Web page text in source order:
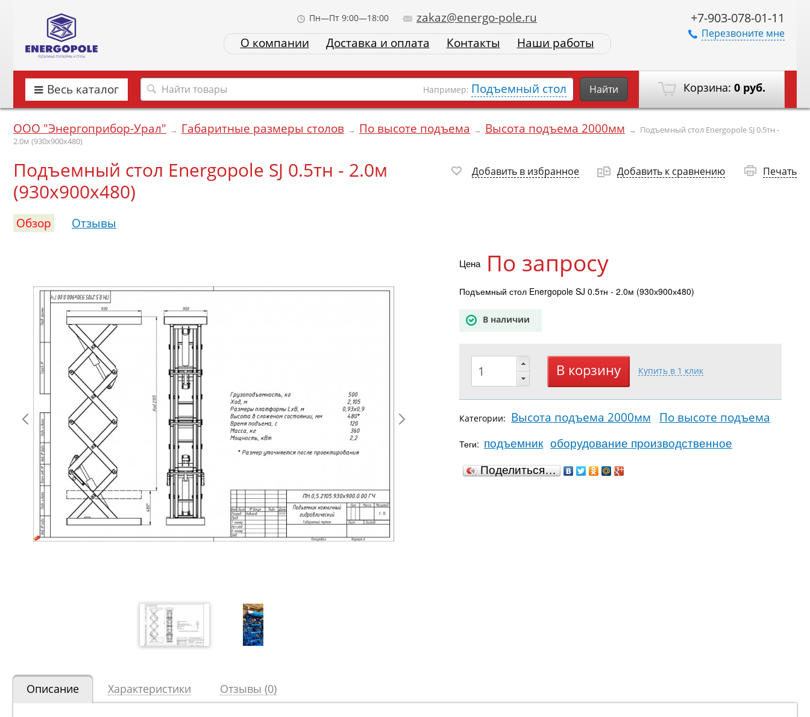
+7-903-078-01-11
Перезвоните мне
Пн—Пт 9:00—18:00
zakaz@energo-pole.ru
О компании
Доставка и оплата Контакты Наши работы
Корзина: 0 руб.
Весь каталог Например: Подъемный стол Найти
ООО "Энергоприбор-Урал" → Габаритные размеры столов → По высоте подъема → Высота подъема 2000мм → Подъемный стол Energopole SJ 0.5тн -
2.0м (930х900х480)
Подъемный стол Energopole SJ 0.5тн - 2.0м
(930х900х480)
Добавить в избранное Добавить к сравнению Печать
Обзор Отзывы
Цена По запросу
Подъемный стол Energopole SJ 0.5тн - 2.0м (930х900х480)
В наличии
Категории: Высота подъема 2000мм По высоте подъема
Теги: подъемник оборудование производственное
Поделиться…
Описание Характеристики Отзывы (0)